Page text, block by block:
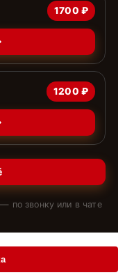
1700 ₽
1200 ₽
по звонку или в чате